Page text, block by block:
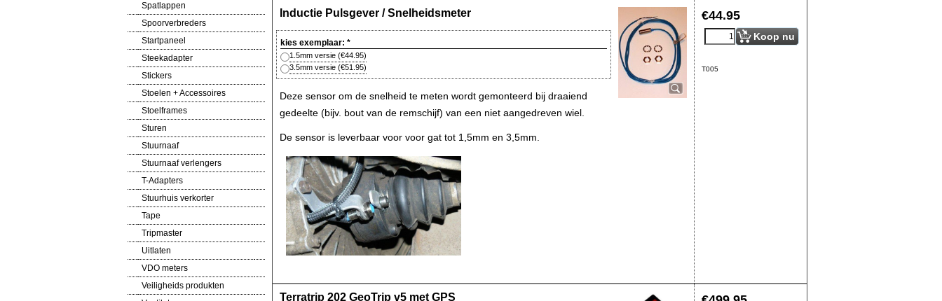
Spatlappen
Spoorverbreders
Startpaneel
Steekadapter
Stickers
Stoelen + Accessoires
Stoelframes
Sturen
Stuurnaaf
Stuurnaaf verlengers
T-Adapters
Stuurhuis verkorter
Tape
Tripmaster
Uitlaten
VDO meters
Veiligheids produkten
€44.95
Koop nu
T005
Inductie Pulsgever / Snelheidsmeter
kies exemplaar: *
1.5mm versie (€44.95)
3.5mm versie (€51.95)
Deze sensor om de snelheid te meten wordt gemonteerd bij draaiend
gedeelte (bijv. bout van de remschijf) van een niet aangedreven wiel.
De sensor is leverbaar voor voor gat tot 1,5mm en 3,5mm.
Terratrip 202 GeoTrip v5 met GPS